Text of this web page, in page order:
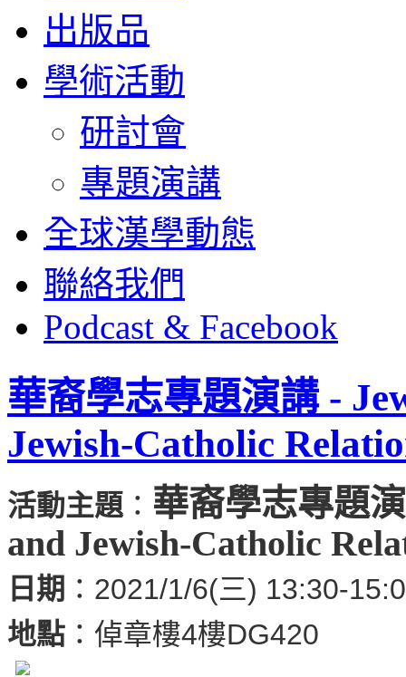
出版品
學術活動
研討會
專題演講
全球漢學動態
聯絡我們
Podcast & Facebook
華裔學志專題演講 -
Jewish-Catholic
活動主題： 華裔學志專題
and Jewish-Catholic
日期 ：2021/1/6(三) 13:30-
地點 ：倬章樓4樓DG420